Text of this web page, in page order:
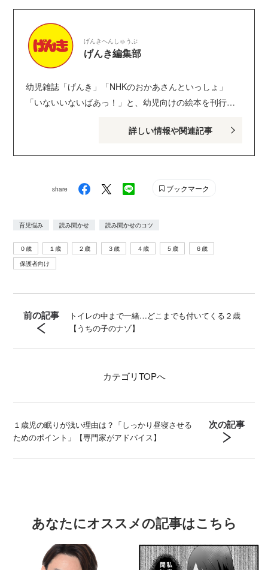
げんきへんしゅうぶ
げんき編集部
幼児雑誌「げんき」「NHKのおかあさんといっしょ」
「いないいないばあっ！」と、幼児向けの絵本を刊行し
のお子さんがいるパパ・ママを中心に、おもしろくて役
詳しい情報や関連記事
share ブックマーク
育児悩み 読み聞かせ 読み聞かせのコツ
０歳 １歳 ２歳 ３歳 ４歳 ５歳
６歳
保護者向け
前の記事
トイレの中まで一緒…どこまでも付いてくる２歳
【うちの子のナゾ】
カテゴリTOPへ
１歳児の眠りが浅い理由は？「しっかり昼寝させる
ためのポイント」【専門家がアドバイス】
次の記事
あなたにオススメの記事はこちら